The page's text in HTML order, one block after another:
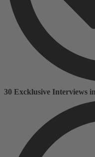
30 Excklusive Interviews